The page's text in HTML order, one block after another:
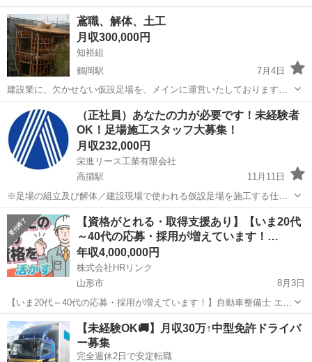
鳶職、解体、土工
月収300,000円
知裕組
鶴岡駅
7月4日
建設業に、欠かせない仮設足場を、メインに運営いたしております。
見経験者、経験者優待致します。足場組立解体、住宅内部解体、重機
解体、ビル、店舗などの改修工事、一般土木。多能工で幅広く仕事を
しておりますので、色々な得意分野で活躍...
山形 鶴岡駅 鳶職
（正社員）あなたの力が必要です！未経験者
OK！足場施工スタッフ大募集！
月収232,000円
栄進リース工業有限会社
高擶駅
11月11日
※足場の組立及び解体／建設現場で使われる仮設足場を施工する仕事
です。 ※未経験者OK！丁寧に教えます／未経験の方は簡単な作業か
ら始めていただきます。 ※10代～60代まで幅広い世代で活躍中です！
※もちろん経験者の方は...
山形 天童市 高擶駅 鳶職 足場
【資格がとれる・取得支援あり】【いま20代
～40代の応募・採用が増えています！…
年収4,000,000円
株式会社HRリンク
山形市
8月3日
【いま20代～40代の応募・採用が増えています！】自動車整備士 エレ
ベーター保守 メンテ/賞与あり/週休2日/社会保険完備/山形市/28115
【応募先企業名】株式会社HRリンク 【雇用形態】正社員 【職種】工
事・内装工事...
山形 山形市 鳶職
【未経験OK🚚】月収30万↑中型免許ドライバ
ー募集
完全週休2日で安定転職